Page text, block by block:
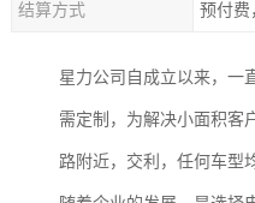
结算方式 预付费
星力公司自成立以来，一
需定制，为解决小面积客
路附近，交利，任何车型